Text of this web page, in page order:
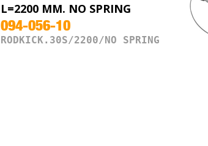
L=2200 MM. NO SPRING
094-056-10
RODKICK.30S/2200/NO SPRING